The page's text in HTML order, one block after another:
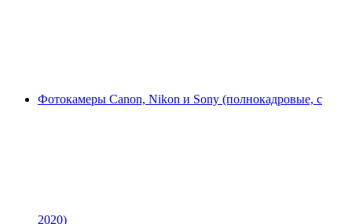
Фотокамеры Canon, Nikon и Sony (полнокадровые, с
2020)